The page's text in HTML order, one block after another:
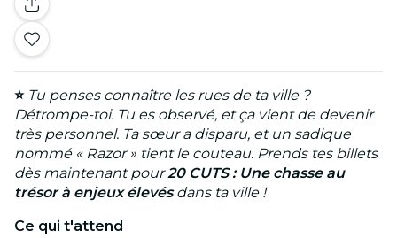
⭐ Tu penses connaître les rues de ta ville ?
Détrompe-toi. Tu es observé, et ça vient de devenir
très personnel. Ta sœur a disparu, et un sadique
nommé « Razor » tient le couteau. Prends tes billets
dès maintenant pour20 CUTS : Une chasse au
trésor à enjeux élevésdans ta ville !
Ce qui t'attend